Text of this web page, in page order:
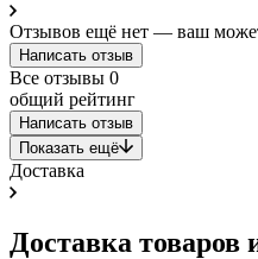
Отзывов ещё нет — ваш
Написать отзыв
Все отзывы 0
общий рейтинг
Написать отзыв
Показать ещё
Доставка
Доставка товаров